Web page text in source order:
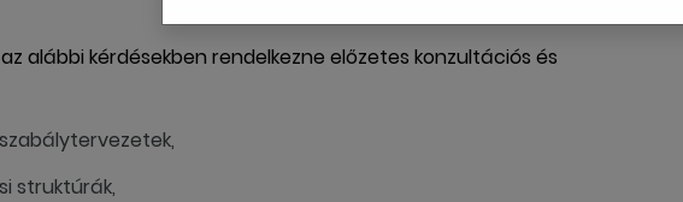
alábbi kérdésekben rendelkezne előzetes konzultációs és
struktúrák,